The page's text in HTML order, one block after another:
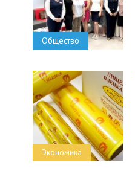
Общество
Экономика